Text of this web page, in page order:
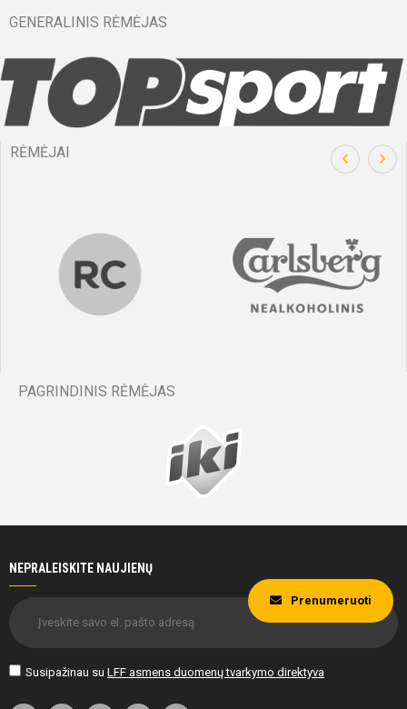
GENERALINIS RĖMĖJAS
RĖMĖJAI
PAGRINDINIS RĖMĖJAS
NEPRALEISKITE NAUJIENŲ
Susipažinau su LFF asmens duomenų tvarkymo direktyva
Prenumeruoti